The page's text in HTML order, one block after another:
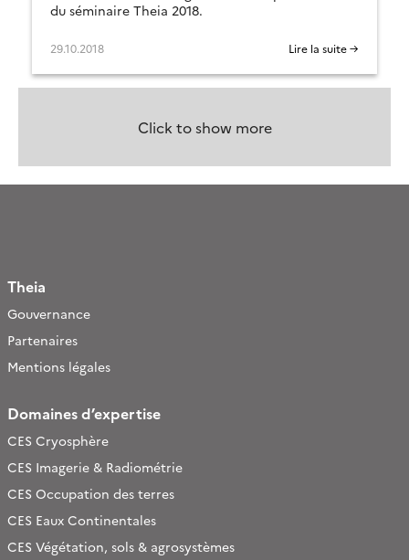
du séminaire Theia 2018.
29.10.2018 Lire la suite →
Click to show more
Theia
Gouvernance
Partenaires
Mentions légales
Domaines d’expertise
CES Cryosphère
CES Imagerie & Radiométrie
CES Occupation des terres
CES Eaux Continentales
CES Végétation, sols & agrosystèmes